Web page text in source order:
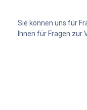
Sie können uns für
Ihnen für Fragen zur